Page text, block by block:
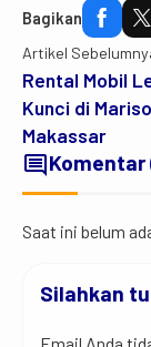
Bagikan
Artikel
Rental Mobil
Kunci di Mariso
Makassar
commentKomentar
Saat ini belum
Silahkan